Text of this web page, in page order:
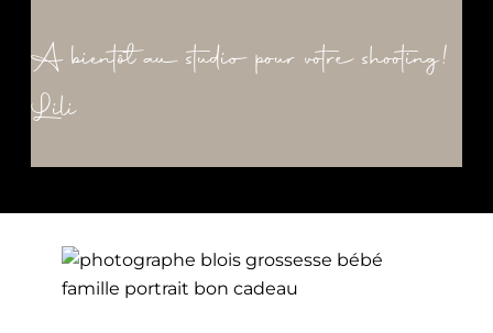
A bientôt au studio pour votre shooting!
Lili